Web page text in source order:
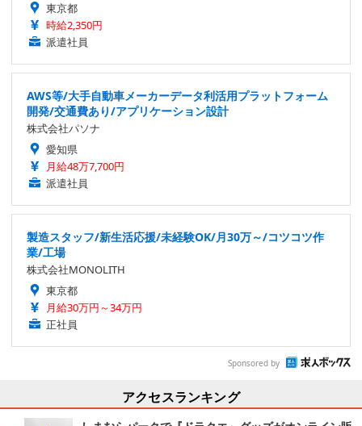
東京都
時給2,350円
派遣社員
AWS等/大手自動車メーカーデータ利活用プラットフォーム
開発/交通費あり/アプリケーション設計
株式会社パソナ
愛知県
月給48万7,700円
派遣社員
製造スタッフ/新生活応援/未経験OK/月30万～/コツコツ作
業/工場
株式会社MONOLITH
東京都
月給30万円～34万円
正社員
Sponsored by
アクセスランキング